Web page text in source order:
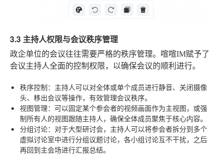
3.3 主持人权限与会议秩序管理
政企单位的会议往往需要严格的秩序管理。喧喧IM赋予了
会议主持人全面的控制权限，以确保会议的顺利进行。
秩序控制：主持人可以对全体或单个成员进行静音、关闭摄像
头、移出会议等操作，有效管理会议秩序。
视图管理：可以固定某个参会者的视频画面作为主视图，或强
制所有人的视图跟随主持人，确保全体成员聚焦于核心内容。
分组讨论：对于大型研讨会，主持人可以将参会者拆分到多个
虚拟讨论室中进行分组议题讨论，各小组讨论互不干扰，之后
再回到主会场进行汇报总结。